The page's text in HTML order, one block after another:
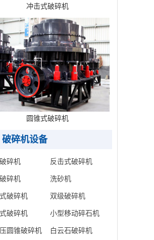
冲击式破碎机
圆锥式破碎机
破碎机设备
碎机 反击式破碎机
碎机 洗砂机
破碎机 双级破碎机
破碎机 小型移动碎石机
圆锥破碎机 白云石破碎机